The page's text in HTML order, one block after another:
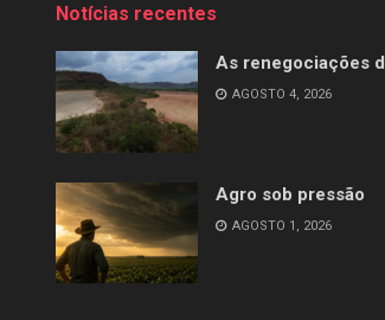
Notícias recentes
As renegociações
AGOSTO 4, 2026
Agro sob pressão
AGOSTO 1, 2026